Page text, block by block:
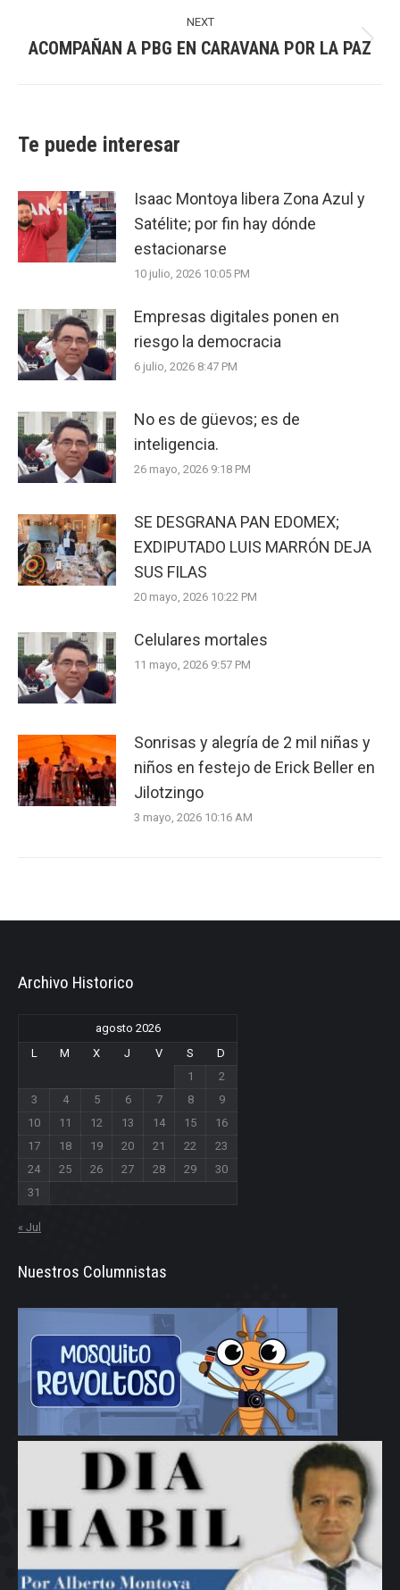
NEXT
Next
ACOMPAÑAN A PBG EN CARAVANA POR LA PAZ
Te puede interesar
Isaac Montoya libera Zona Azul y
Satélite; por fin hay dónde
estacionarse
10 julio, 2026 10:05 PM
Empresas digitales ponen en
riesgo la democracia
6 julio, 2026 8:47 PM
No es de güevos; es de
inteligencia.
26 mayo, 2026 9:18 PM
SE DESGRANA PAN EDOMEX;
EXDIPUTADO LUIS MARRÓN DEJA
SUS FILAS
20 mayo, 2026 10:22 PM
Celulares mortales
11 mayo, 2026 9:57 PM
Sonrisas y alegría de 2 mil niñas y
niños en festejo de Erick Beller en
Jilotzingo
3 mayo, 2026 10:16 AM
Archivo Historico
agosto 2026
L
M X J V S
D
1
2
3
4 5 6 7 8
9
10
11 12 13 14 15
16
17
18 19 20 21 22
23
24
25 26 27 28 29
30
31
« Jul
Nuestros Columnistas